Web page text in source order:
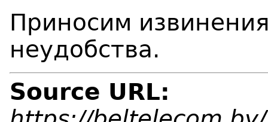
Приносим
неудобства.
Source URL: